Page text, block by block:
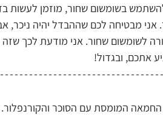
בשומשום שחור, מוזמן לעשות
מבטיחה לכם שההבדל יהיה ניכר,
לשומשום שחור. אני מודעת לכך
אתכם, ובגדול!
המומסת עם הסוכר